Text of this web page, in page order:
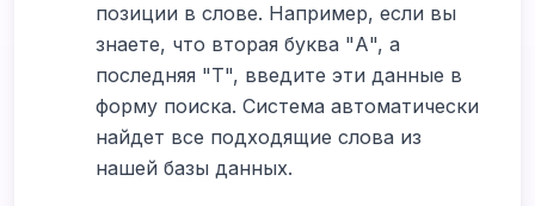
позиции в слове. Например, если вы
знаете, что вторая буква "А", а
последняя "Т", введите эти данные в
форму поиска. Система автоматически
найдет все подходящие слова из
нашей базы данных.